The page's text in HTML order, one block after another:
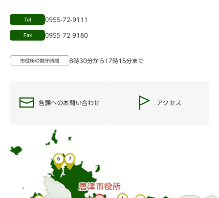
Tel 0955-72-9111
Fax 0955-72-9180
市役所の開庁時間 8時30分から17時15分まで
各課へのお問い合わせ アクセス